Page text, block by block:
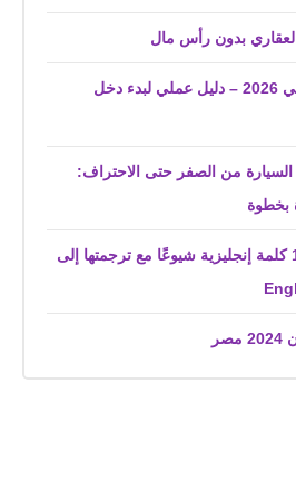
العقاري بدون رأس مال
أشياء جديدة للربح في 2026 – دليل عملي لبدء دخل
السيارة من الصفر حتى الاحتراف:
بخطوة
إليك قائمة بأكثر 100 كلمة إنجليزية شيوعًا مع ترجمتها إلى